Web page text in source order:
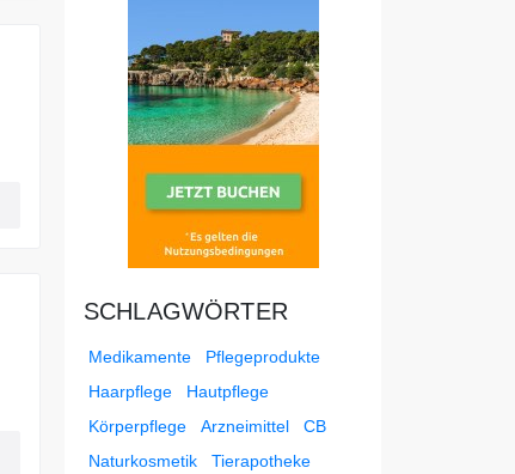
SCHLAGWÖRTER
Medikamente
Pflegeprodukte
Haarpflege
Hautpflege
Körperpflege
Arzneimittel
CB
Naturkosmetik
Tierapotheke